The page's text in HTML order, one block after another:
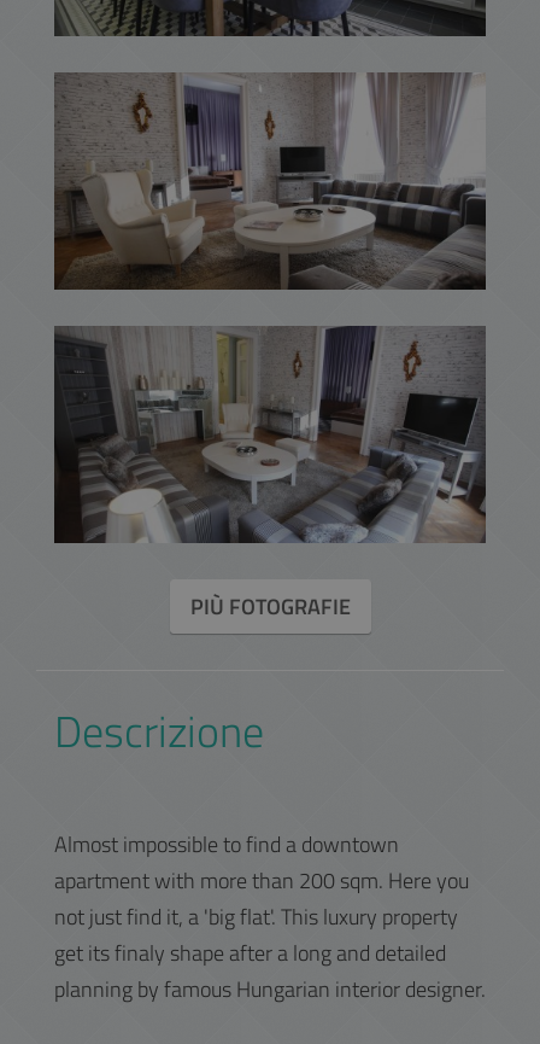
PIÙ FOTOGRAFIE
Descrizione
Almost impossible to find a downtown
apartment with more than 200 sqm. Here you
not just find it, a 'big flat'. This luxury property
get its finaly shape after a long and detailed
planning by famous Hungarian interior designer.